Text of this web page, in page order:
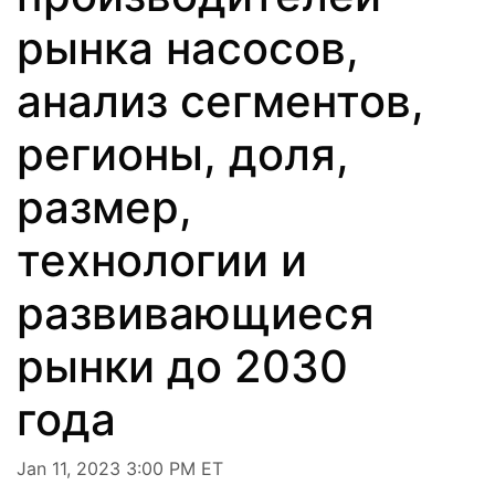
рынка насосов,
анализ сегментов,
регионы, доля,
размер,
технологии и
развивающиеся
рынки до 2030
года
Jan 11, 2023 3:00 PM ET